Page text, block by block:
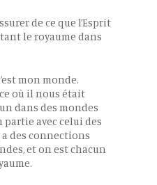
de ce que l’Esprit
le royaume dans
mon monde.
où il nous était
dans des mondes
avec celui des
a des connections
et on est chacun